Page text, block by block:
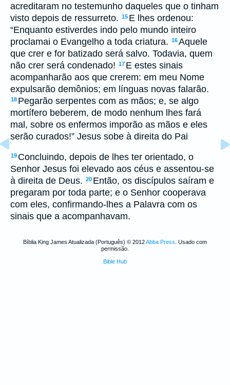
acreditaram no testemunho daqueles que o tinham
visto depois de ressurreto. 15 E lhes ordenou:
“Enquanto estiverdes indo pelo mundo inteiro
proclamai o Evangelho a toda criatura. 16Aquele
que crer e for batizado será salvo. Todavia, quem
não crer será condenado! 17 E estes sinais
acompanharão aos que crerem: em meu Nome
expulsarão demônios; em línguas novas falarão.
18 Pegarão serpentes com as mãos; e, se algo
mortífero beberem, de modo nenhum lhes fará
mal, sobre os enfermos imporão as mãos e eles
serão curados!” Jesus sobe à direita do Pai
19 Concluindo, depois de lhes ter orientado, o
Senhor Jesus foi elevado aos céus e assentou-se
à direita de Deus. 20 Então, os discípulos saíram e
pregaram por toda parte; e o Senhor cooperava
com eles, confirmando-lhes a Palavra com os
sinais que a acompanhavam.
Bíblia King James Atualizada (Português) © 2012Abba Press . Usado com
permissão.
Bible Hub